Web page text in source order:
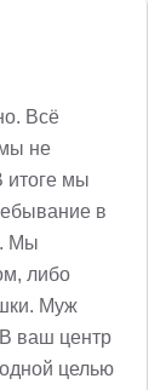
Всё
не
итоге мы
в
Мы
либо
Муж
ваш центр
целью